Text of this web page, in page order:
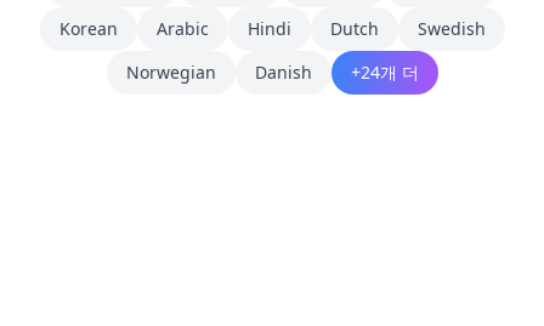
Korean
Arabic Hindi Dutch
Swedish
Norwegian
Danish +24개 더